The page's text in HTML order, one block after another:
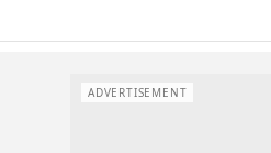
ADVERTISEMENT